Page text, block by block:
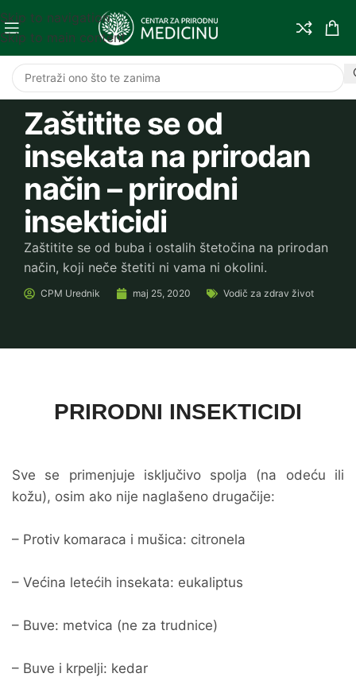
Skip to navigation
Skip to main content
Zaštitite se od
insekata na prirodan
način – prirodni
insekticidi
Zaštitite se od buba i ostalih štetočina na prirodan
način, koji neče štetiti ni vama ni okolini.
CPM Urednik maj 25, 2020 Vodič za zdrav život
PRIRODNI INSEKTICIDI
Sve se primenjuje isključivo spolja (na odeću ili
kožu), osim ako nije naglašeno drugačije:
– Protiv komaraca i mušica: citronela
– Većina letećih insekata: eukaliptus
– Buve: metvica (ne za trudnice)
– Buve i krpelji: kedar